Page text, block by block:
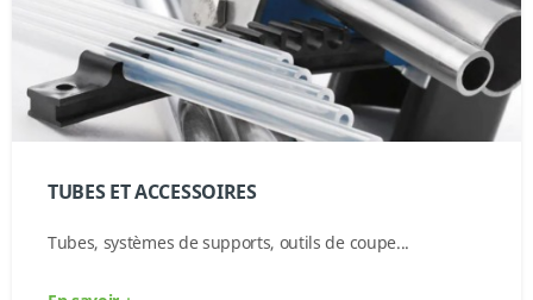
TUBES ET ACCESSOIRES
Tubes, systèmes de supports, outils de coupe...